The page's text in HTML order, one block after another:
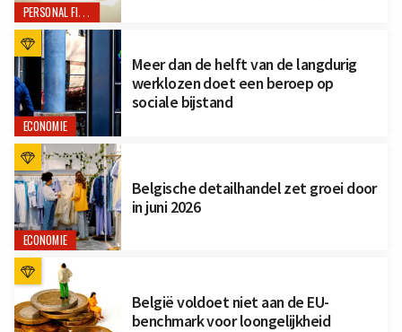
PERSONAL FINANCE
ECONOMIE
Meer dan de helft van de langdurig
werklozen doet een beroep op
sociale bijstand
ECONOMIE
Belgische detailhandel zet groei door
in juni 2026
België voldoet niet aan de EU-
benchmark voor loongelijkheid